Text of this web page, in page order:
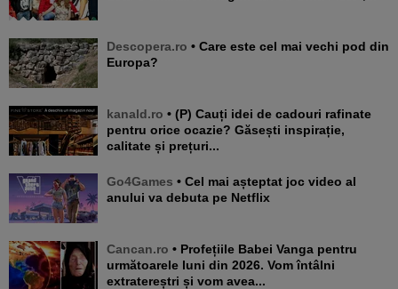
Descopera.ro • Care este cel mai vechi pod din
Europa?
kanald.ro • (P) Cauți idei de cadouri rafinate
pentru orice ocazie? Găsești inspirație,
calitate și prețuri...
Go4Games • Cel mai așteptat joc video al
anului va debuta pe Netflix
Cancan.ro • Profețiile Babei Vanga pentru
următoarele luni din 2026. Vom întâlni
extratereștri și vom avea...